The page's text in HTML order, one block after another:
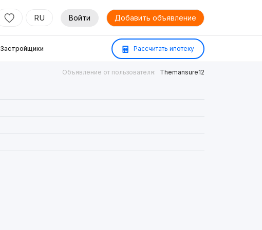
RU Войти Добавить объявление
Застройщики Рассчитать ипотеку
Объявление от пользователя: Themansure12